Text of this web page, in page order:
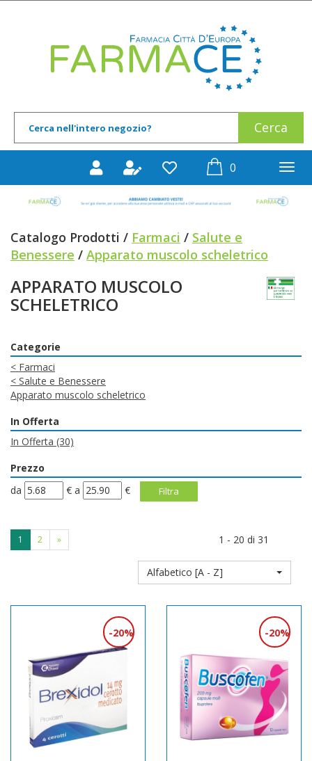
Prodotto
0prodotti
Catalogo Prodotti / Farmaci / Salute e
Benessere / Apparato muscolo scheletrico
APPARATO MUSCOLO
SCHELETRICO
Categorie
< Farmaci
< Salute e Benessere
Apparato muscolo scheletrico
In Offerta
In Offerta (30)
Prezzo
filtra
da € filtra
a €
1 2 » 1 - 20 di 31
Alfabetico [A - Z]
20% 20%